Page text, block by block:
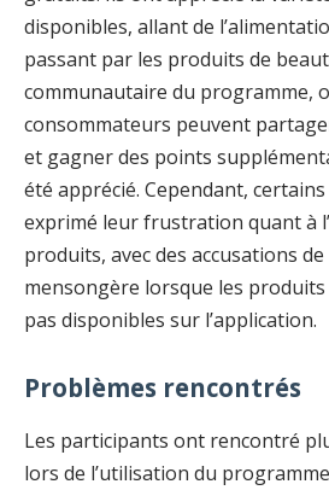
disponibles, allant de
passant par les produits de
communautaire du programme,
consommateurs peuvent
et gagner des points
été apprécié. Cependant,
exprimé leur frustration quant à
produits, avec des accusations
mensongère lorsque les
pas disponibles sur l’application.
Problèmes rencontrés
Les participants ont rencontré
lors de l’utilisation du programme